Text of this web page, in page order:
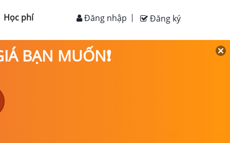
Học phí Đăng ký
Đăng nhập
BẠN MUỐN❗